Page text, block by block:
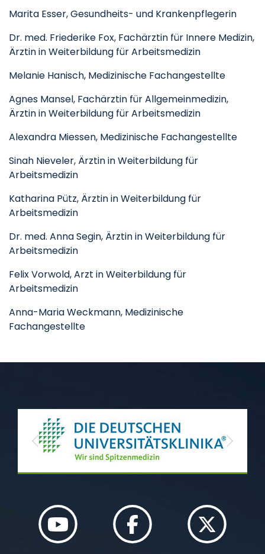
Marita Esser, Gesundheits- und Krankenpflegerin
Dr. med. Friederike Fox, Fachärztin für Innere Medizin,
Ärztin in Weiterbildung für Arbeitsmedizin
Melanie Hanisch, Medizinische Fachangestellte
Agnes Mansel, Fachärztin für Allgemeinmedizin,
Ärztin in Weiterbildung für Arbeitsmedizin
Alexandra Miessen, Medizinische Fachangestellte
Sinah Nieveler, Ärztin in Weiterbildung für
Arbeitsmedizin
Katharina Pütz, Ärztin in Weiterbildung für
Arbeitsmedizin
Dr. med. Anna Segin, Ärztin in Weiterbildung für
Arbeitsmedizin
Felix Vorwold, Arzt in Weiterbildung für
Arbeitsmedizin
Anna-Maria Weckmann, Medizinische
Fachangestellte
Previous Next